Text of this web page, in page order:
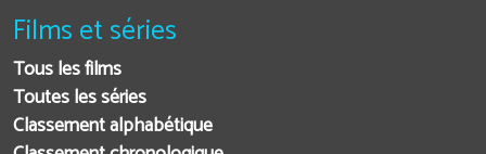
Films et séries
Tous les films
Toutes les séries
Classement alphabétique